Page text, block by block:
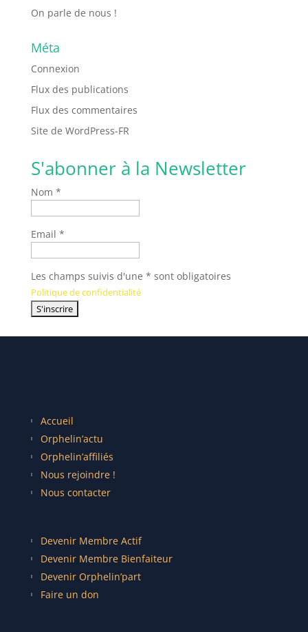
On parle de nous !
Méta
Connexion
Flux des publications
Flux des commentaires
Site de WordPress-FR
S'abonner à la Newsletter
Nom *
Email *
Les champs suivis d'une * sont obligatoires
Politique de confidentialité
Accueil
Orphelin’actu
Orphelin’affiliés
Nous rejoindre !
Nous contacter
Devenir Membre Actif
Devenir Membre Bienfaiteur
Devenir Orphelin’part
Faire un don